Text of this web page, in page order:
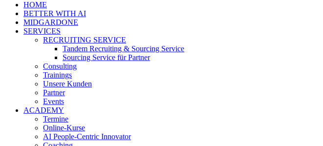
HOME
BETTER WITH AI
MIDGARDONE
SERVICES
RECRUITING SERVICE
Tandem Recruiting & Sourcing Service
Sourcing Service für Partner
Consulting
Trainings
Unsere Kunden
Partner
Events
ACADEMY
Termine
Online-Kurse
AI People-Centric Innovator